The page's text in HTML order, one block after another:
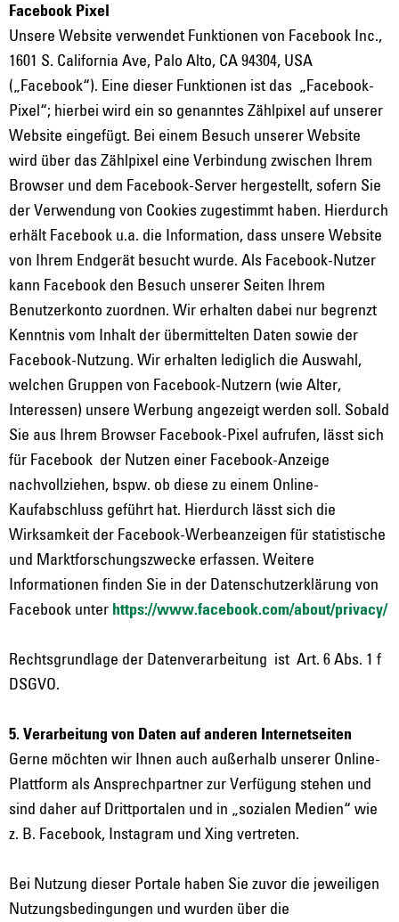
Facebook Pixel
Unsere Website verwendet Funktionen von Facebook Inc.,
1601 S. California Ave, Palo Alto, CA 94304, USA
(„Facebook“). Eine dieser Funktionen ist das „Facebook-
Pixel“; hierbei wird ein so genanntes Zählpixel auf unserer
Website eingefügt. Bei einem Besuch unserer Website
wird über das Zählpixel eine Verbindung zwischen Ihrem
Browser und dem Facebook-Server hergestellt, sofern Sie
der Verwendung von Cookies zugestimmt haben. Hierdurch
erhält Facebook u.a. die Information, dass unsere Website
von Ihrem Endgerät besucht wurde. Als Facebook-Nutzer
kann Facebook den Besuch unserer Seiten Ihrem
Benutzerkonto zuordnen. Wir erhalten dabei nur begrenzt
Kenntnis vom Inhalt der übermittelten Daten sowie der
Facebook-Nutzung. Wir erhalten lediglich die Auswahl,
welchen Gruppen von Facebook-Nutzern (wie Alter,
Interessen) unsere Werbung angezeigt werden soll. Sobald
Sie aus Ihrem Browser Facebook-Pixel aufrufen, lässt sich
für Facebook der Nutzen einer Facebook-Anzeige
nachvollziehen, bspw. ob diese zu einem Online-
Kaufabschluss geführt hat. Hierdurch lässt sich die
Wirksamkeit der Facebook-Werbeanzeigen für statistische
und Marktforschungszwecke erfassen. Weitere
Informationen finden Sie in der Datenschutzerklärung von
Facebook unter https://www.facebook.com/about/privacy/
Rechtsgrundlage der Datenverarbeitung ist Art. 6 Abs. 1 f
DSGVO.
5. Verarbeitung von Daten auf anderen Internetseiten
Gerne möchten wir Ihnen auch außerhalb unserer Online-
Plattform als Ansprechpartner zur Verfügung stehen und
sind daher auf Drittportalen und in „sozialen Medien“ wie
z. B. Facebook, Instagram und Xing vertreten.
Bei Nutzung dieser Portale haben Sie zuvor die jeweiligen
Nutzungsbedingungen und wurden über die